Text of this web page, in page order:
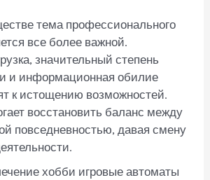
тема профессионального
все более важной.
значительный степень
и информационная обилие
к истощению возможностей.
восстановить баланс между
повседневностью, давая смену
хобби игровые автоматы